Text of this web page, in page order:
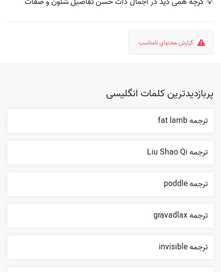
گزارش محتوای نامناسب
پربازدیدترین کلمات انگلیسی
ترجمه fat lamb
ترجمه Liu Shao Qi
ترجمه poddle
ترجمه gravadlax
ترجمه invisible